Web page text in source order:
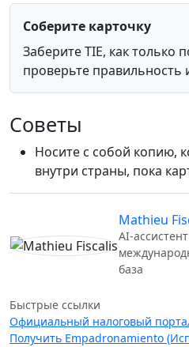
Соберите карточку
Заберите TIE, как только
проверьте правильность
Советы
Носите с собой копию,
внутри страны, пока
Mathieu
AI-
база
Быстрые ссылки
Официальный налоговый
Получить Empadronamiento